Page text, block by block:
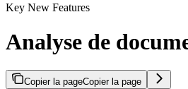
Key New Features
Analyse de
Copier la pageCopier la page